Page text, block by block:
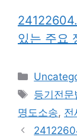
있는 주요
카
테
고
리
태
그
등기전문
명도소송, 전